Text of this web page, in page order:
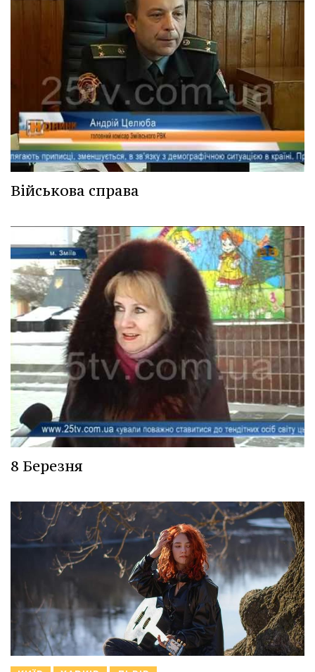
Військова справа
8 Березня